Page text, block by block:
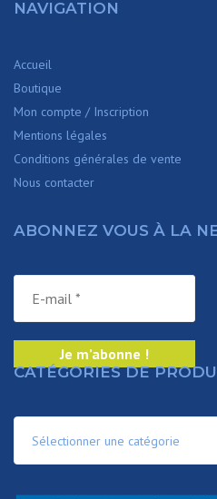
NAVIGATION
Accueil
Boutique
Mon compte / Inscription
Mentions légales
Conditions générales de vente
Nous contacter
ABONNEZ VOUS À LA
CATÉGORIES DE
Sélectionner une catégorie